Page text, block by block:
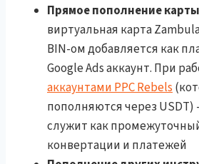
Прямое пополнение
виртуальная карта
BIN-ом добавляется как
Google Ads аккаунт. При
аккаунтами PPC Rebels
пополняются через
служит как
конвертации и платежей